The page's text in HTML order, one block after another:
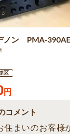
ン PMA-390AE
区
円
コメント
住まいのお客様